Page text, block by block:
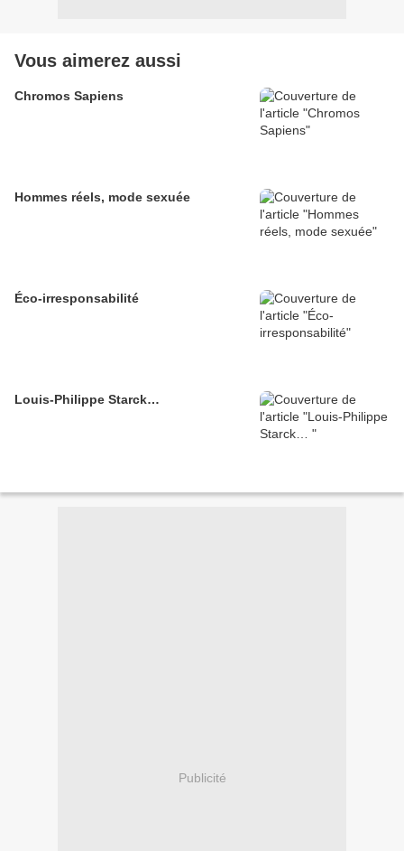
Vous aimerez aussi
Chromos Sapiens
Hommes réels, mode sexuée
Éco-irresponsabilité
Louis-Philippe Starck…
Publicité